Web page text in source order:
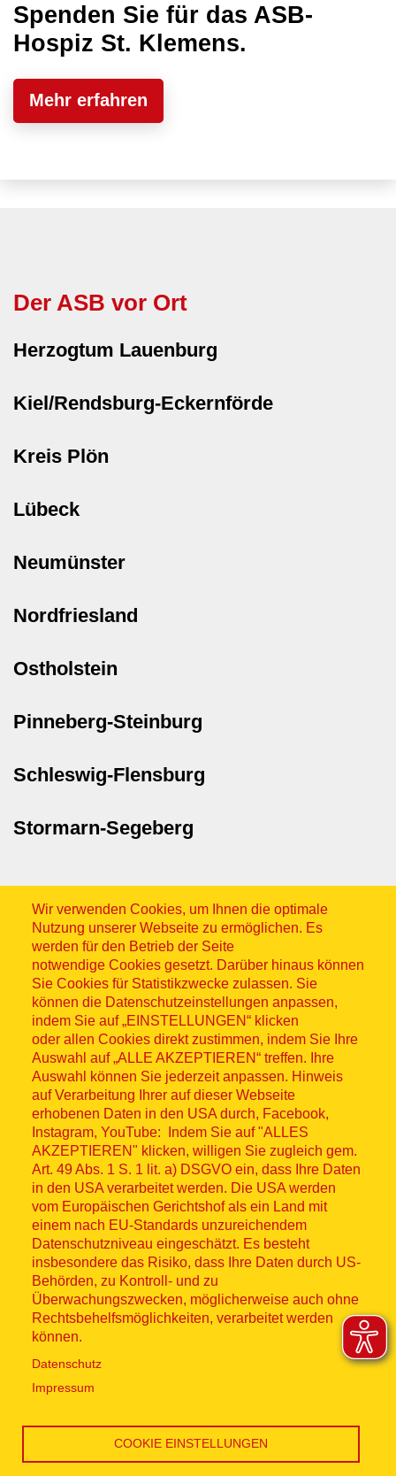
Spenden Sie für das ASB-
Hospiz St. Klemens.
Mehr erfahren
Der ASB vor Ort
Herzogtum Lauenburg
Kiel/Rendsburg-Eckernförde
Kreis Plön
Lübeck
Neumünster
Nordfriesland
Ostholstein
Pinneberg-Steinburg
Schleswig-Flensburg
Stormarn-Segeberg
Wir verwenden Cookies, um Ihnen die optimale
Nutzung unserer Webseite zu ermöglichen. Es
werden für den Betrieb der Seite
notwendige Cookies gesetzt. Darüber hinaus können
Sie Cookies für Statistikzwecke zulassen. Sie
können die Datenschutzeinstellungen anpassen,
indem Sie auf „EINSTELLUNGEN“ klicken
oder allen Cookies direkt zustimmen, indem Sie Ihre
Auswahl auf „ALLE AKZEPTIEREN“ treffen. Ihre
Auswahl können Sie jederzeit anpassen. Hinweis
auf Verarbeitung Ihrer auf dieser Webseite
erhobenen Daten in den USA durch, Facebook,
Instagram, YouTube: Indem Sie auf "ALLES
AKZEPTIEREN" klicken, willigen Sie zugleich gem.
Art. 49 Abs. 1 S. 1 lit. a) DSGVO ein, dass Ihre Daten
in den USA verarbeitet werden. Die USA werden
vom Europäischen Gerichtshof als ein Land mit
einem nach EU-Standards unzureichendem
Datenschutzniveau eingeschätzt. Es besteht
insbesondere das Risiko, dass Ihre Daten durch US-
Behörden, zu Kontroll- und zu
Überwachungszwecken, möglicherweise auch ohne
Rechtsbehelfsmöglichkeiten, verarbeitet werden
können.
Datenschutz
Impressum
COOKIE EINSTELLUNGEN
Sitemap
© ASB 2026
Fußzeilenmenü
Impressum
Datenschutz
Kontakt
Hinweisgebersystem
Lieferkette
Widerruf
Social Media